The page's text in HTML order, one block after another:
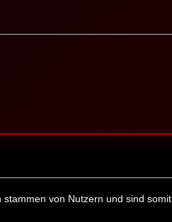
stammen von Nutzern und sind somit